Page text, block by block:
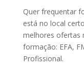
Quer frequentar
está no local
melhores ofertas
formação: EFA,
Profissional.